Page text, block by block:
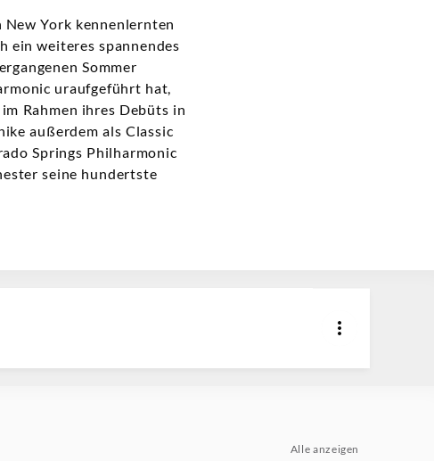
York kennenlernten
ein weiteres spannendes
Sommer
uraufgeführt hat,
Rahmen ihres Debüts in
außerdem als Classic
Springs Philharmonic
seine hundertste
Alle anzeigen